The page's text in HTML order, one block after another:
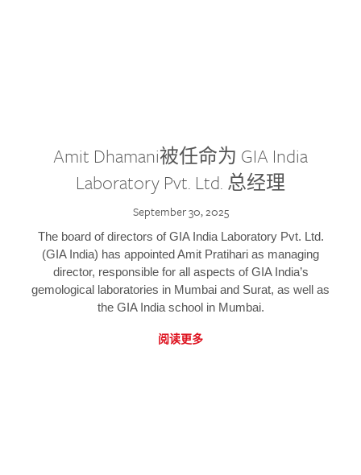
Amit Dhamani被任命为 GIA India
Laboratory Pvt. Ltd. 总经理
September 30, 2025
The board of directors of GIA India Laboratory Pvt. Ltd.
(GIA India) has appointed Amit Pratihari as managing
director, responsible for all aspects of GIA India’s
gemological laboratories in Mumbai and Surat, as well as
the GIA India school in Mumbai.
阅读更多